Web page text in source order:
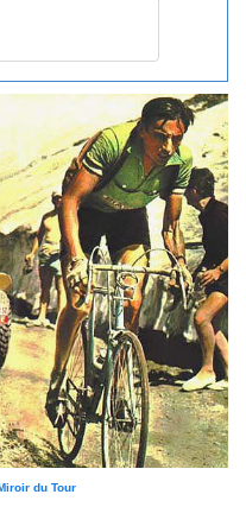
du Tour